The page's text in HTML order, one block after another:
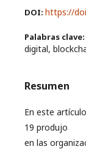
DOI: https://
Palabras clave:
digital,
Resumen
En este
19 produjo
en las